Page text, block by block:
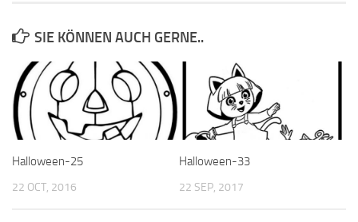
SIE KÖNNEN AUCH GERNE..
Halloween-25
22 OCT, 2016
Halloween-33
22 SEP, 2017